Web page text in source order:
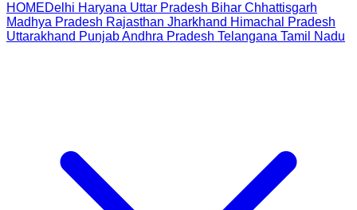
HOMEDelhi Haryana Uttar Pradesh Bihar Chhattisgarh
Madhya Pradesh Rajasthan Jharkhand Himachal Pradesh
Uttarakhand PunjabAndhra Pradesh Telangana Tamil Nadu